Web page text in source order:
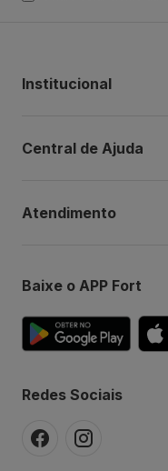
Institucional
Central de Ajuda
Atendimento
Baixe o APP Fort
Redes Sociais